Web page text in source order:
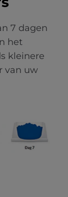
7 dagen
het
kleinere
van uw